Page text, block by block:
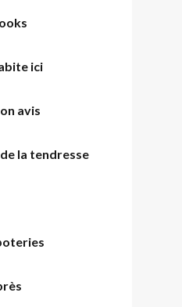
ici
avis
la tendresse